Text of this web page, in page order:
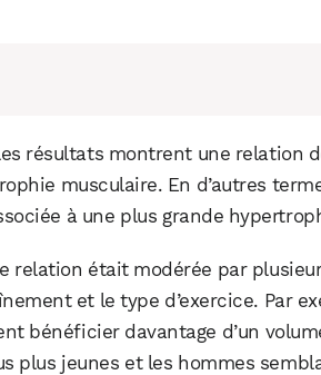
résultats montrent une relation
musculaire. En d’autres
à une plus grande
relation était modérée par
et le type d’exercice. Par
bénéficier davantage d’un
plus jeunes et les hommes